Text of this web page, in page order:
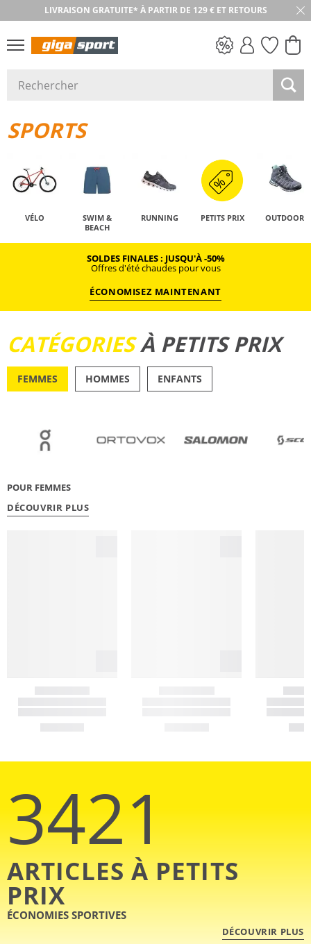
LIVRAISON GRATUITE* À PARTIR DE 129 € ET RETOURS
RETOUR SOUS 30 JOURS
SPORTS
VÉLO
SWIM &
BEACH
RUNNING PETITS PRIX OUTDOOR
SOLDES FINALES : JUSQU'À -50%
Offres d'été chaudes pour vous
ÉCONOMISEZ MAINTENANT
CATÉGORIESÀ PETITS PRIX
FEMMES HOMMES ENFANTS
POUR FEMMES
DÉCOUVRIR PLUS
3421
ARTICLES À PETITS
PRIX
ÉCONOMIES SPORTIVES
DÉCOUVRIR PLUS